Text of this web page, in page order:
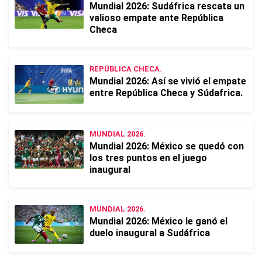
Mundial 2026: Sudáfrica rescata un
valioso empate ante República
Checa
REPÚBLICA CHECA.
Mundial 2026: Así se vivió el empate
entre República Checa y Súdafrica.
MUNDIAL 2026.
Mundial 2026: México se quedó con
los tres puntos en el juego
inaugural
MUNDIAL 2026.
Mundial 2026: México le ganó el
duelo inaugural a Sudáfrica